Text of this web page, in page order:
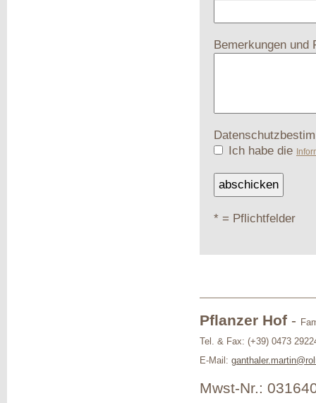
Bemerkungen und
Ich habe die
* = Pflichtfelder
Pflanzer Hof -
Tel. & Fax: (+39) 0473
E-Mail:
Mwst-Nr.: